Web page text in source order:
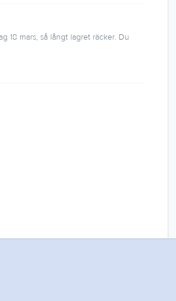
18 mars, så långt lagret räcker. Du